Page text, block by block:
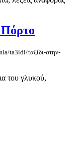
Πόρτο
ta3idi/ταξίδι-στην-
του γλυκού,